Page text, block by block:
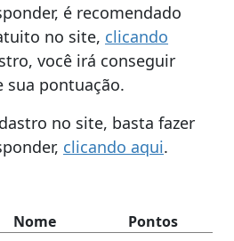
é recomendado
no site, clicando
você irá conseguir
sua pontuação.
no site, basta fazer
clicando aqui.
Nome Pontos